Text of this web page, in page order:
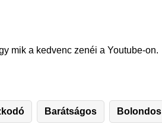
mik a kedvenc zenéi a Youtube-on.
Barátságos Bolondos